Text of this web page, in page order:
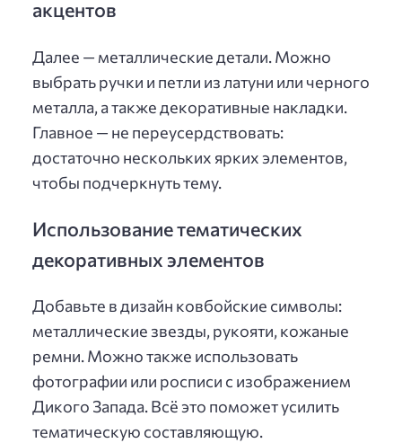
акцентов
Далее — металлические детали. Можно
выбрать ручки и петли из латуни или черного
металла, а также декоративные накладки.
Главное — не переусердствовать:
достаточно нескольких ярких элементов,
чтобы подчеркнуть тему.
Использование тематических
декоративных элементов
Добавьте в дизайн ковбойские символы:
металлические звезды, рукояти, кожаные
ремни. Можно также использовать
фотографии или росписи с изображением
Дикого Запада. Всё это поможет усилить
тематическую составляющую.